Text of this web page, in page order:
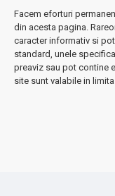
• Rezervor
• Platou de
• 8 trepte de
• Sistem
• Dimensiuni
• Accesorii
Facem eforturi
din acesta pagina.
caracter informativ si
standard, unele
preaviz sau pot contine
site sunt valabile in